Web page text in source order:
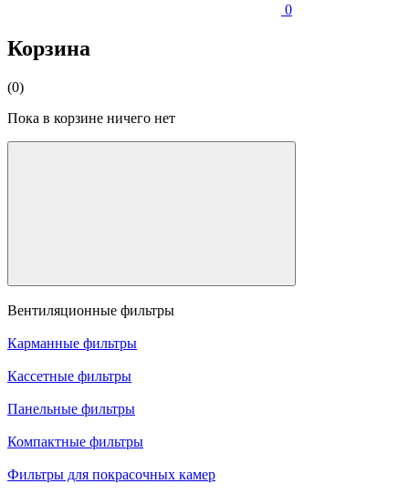
0
Корзина
(0)
Пока в корзине ничего нет
Вентиляционные фильтры
Карманные фильтры
Кассетные фильтры
Панельные фильтры
Компактные фильтры
Фильтры для покрасочных камер